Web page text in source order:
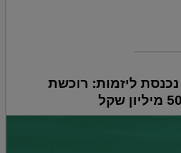
ליזמות: רוכשת